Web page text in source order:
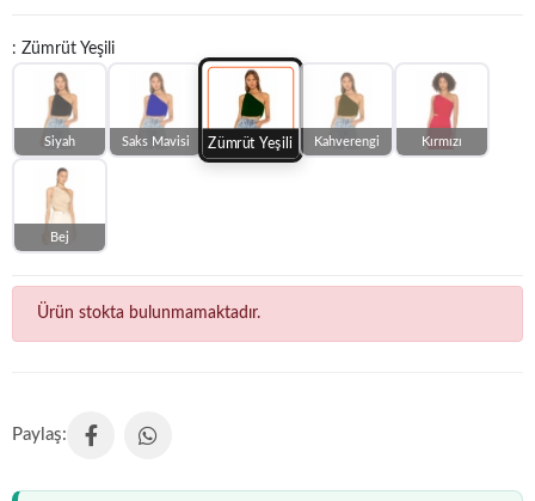
: Zümrüt Yeşili
Siyah Saks Mavisi Zümrüt Yeşili Kahverengi Kırmızı
Bej
Ürün stokta bulunmamaktadır.